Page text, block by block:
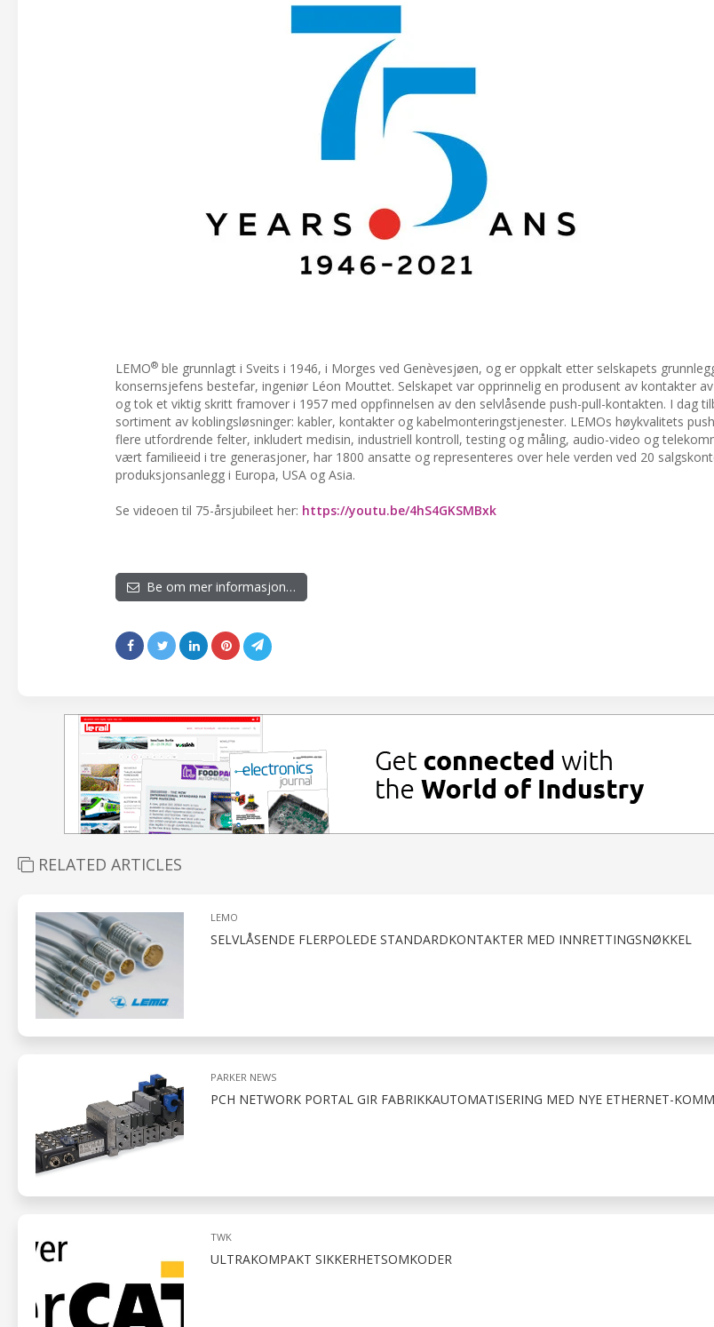
LEMO® ble grunnlagt i Sveits i 1946, i Morges ved Genèvesjøen, og er oppkalt etter selskapets
konsernsjefens bestefar, ingeniør Léon Mouttet. Selskapet var opprinnelig en produsent av kontakter
og tok et viktig skritt framover i 1957 med oppfinnelsen av den selvlåsende push-pull-kontakten. I dag
sortiment av koblingsløsninger: kabler, kontakter og kabelmonteringstjenester. LEMOs høykvalitets
flere utfordrende felter, inkludert medisin, industriell kontroll, testing og måling, audio-video og
vært familieeid i tre generasjoner, har 1800 ansatte og representeres over hele verden ved 20
produksjonsanlegg i Europa, USA og Asia.
Se videoen til 75-årsjubileet her: https://youtu.be/4hS4GKSMBxk
Be om mer informasjon…
RELATED ARTICLES
LEMO
SELVLÅSENDE FLERPOLEDE STANDARDKONTAKTER MED INNRETTINGSNØKKEL
PARKER NEWS
PCH NETWORK PORTAL GIR FABRIKKAUTOMATISERING MED NYE ETHERNET-
TWK
ULTRAKOMPAKT SIKKERHETSOMKODER